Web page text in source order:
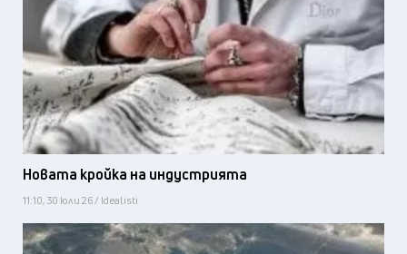
Новата кройка на индустрията
11:10, 30 юли 26 / Idealisti